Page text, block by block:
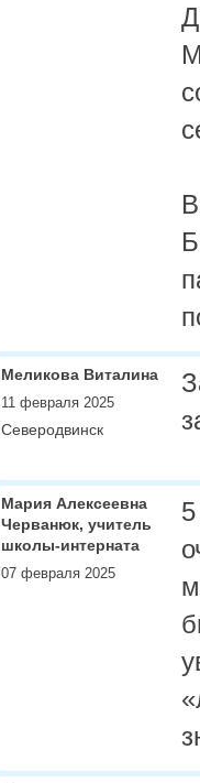
Меликова Виталина
11 февраля 2025
Северодвинск
Мария Алексеевна
Черванюк, учитель
школы-интерната
07 февраля 2025